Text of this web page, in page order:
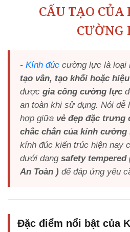
CẤU TẠO
CƯỜNG
- Kính đúc cường lực là loại
tạo vân, tạo khối hoặc
được gia công cường lực
an toàn khi sử dụng. Nói dễ
hợp giữa vẻ đẹp đặc trưng
chắc chắn của kính
kính đúc kiến trúc hiện nay
dưới dạng safety
An Toàn ) để đáp ứng yêu
Đặc điểm nổi bật của